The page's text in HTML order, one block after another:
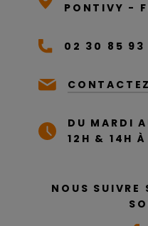
PONTIVY -
02 30 85 93
DU MARDI
12H & 14H À
NOUS SUIVRE